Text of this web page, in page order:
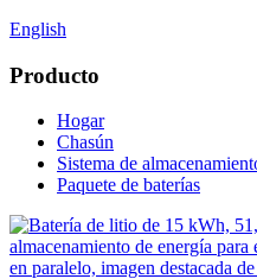
English
Producto
Hogar
Chasún
Sistema de
Paquete de baterías